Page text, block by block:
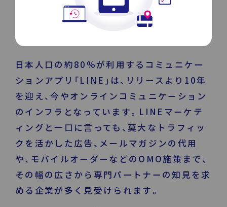
DECA MA
DECA for LINE
DECA for Instagram
マーケGAI
DECA Training
デジタル・DX人材育成 支援
採用情報
日本人口の約80%が利用するコミュニケー
ションアプリ「LINE」は、リリースより10年
を迎え、今やオンラインコミュニケーション
のインフラとなっています。LINEマーケテ
ィングと一口に言っても、莫大なトラフィッ
クを活かした広告、メールマガジンの代用
や、モバイルオーダーなどのOMO施策まで、
その幅の広さから専門パートナーの知見を求
める企業が多く見受けられます。